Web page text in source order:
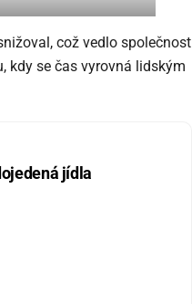
což vedlo společnost
kdy se čas vyrovná lidským
jídla